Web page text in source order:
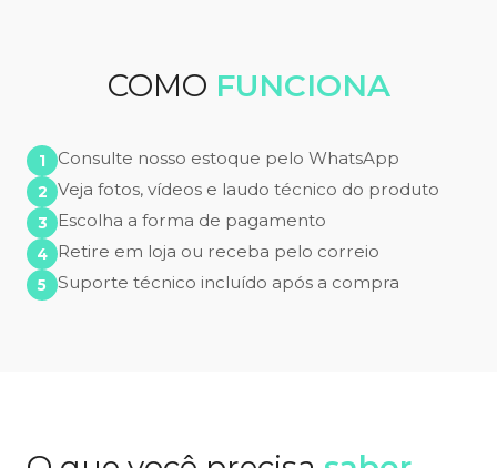
COMO FUNCIONA
Consulte nosso estoque pelo WhatsApp
Veja fotos, vídeos e laudo técnico do produto
Escolha a forma de pagamento
Retire em loja ou receba pelo correio
Suporte técnico incluído após a compra